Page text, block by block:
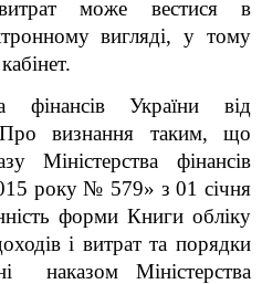
може вестися в
вигляді, у тому
фінансів України від
визнання таким, що
Міністерства фінансів
року № 579» з 01 січня
форми Книги обліку
і витрат та порядки
наказом Міністерства